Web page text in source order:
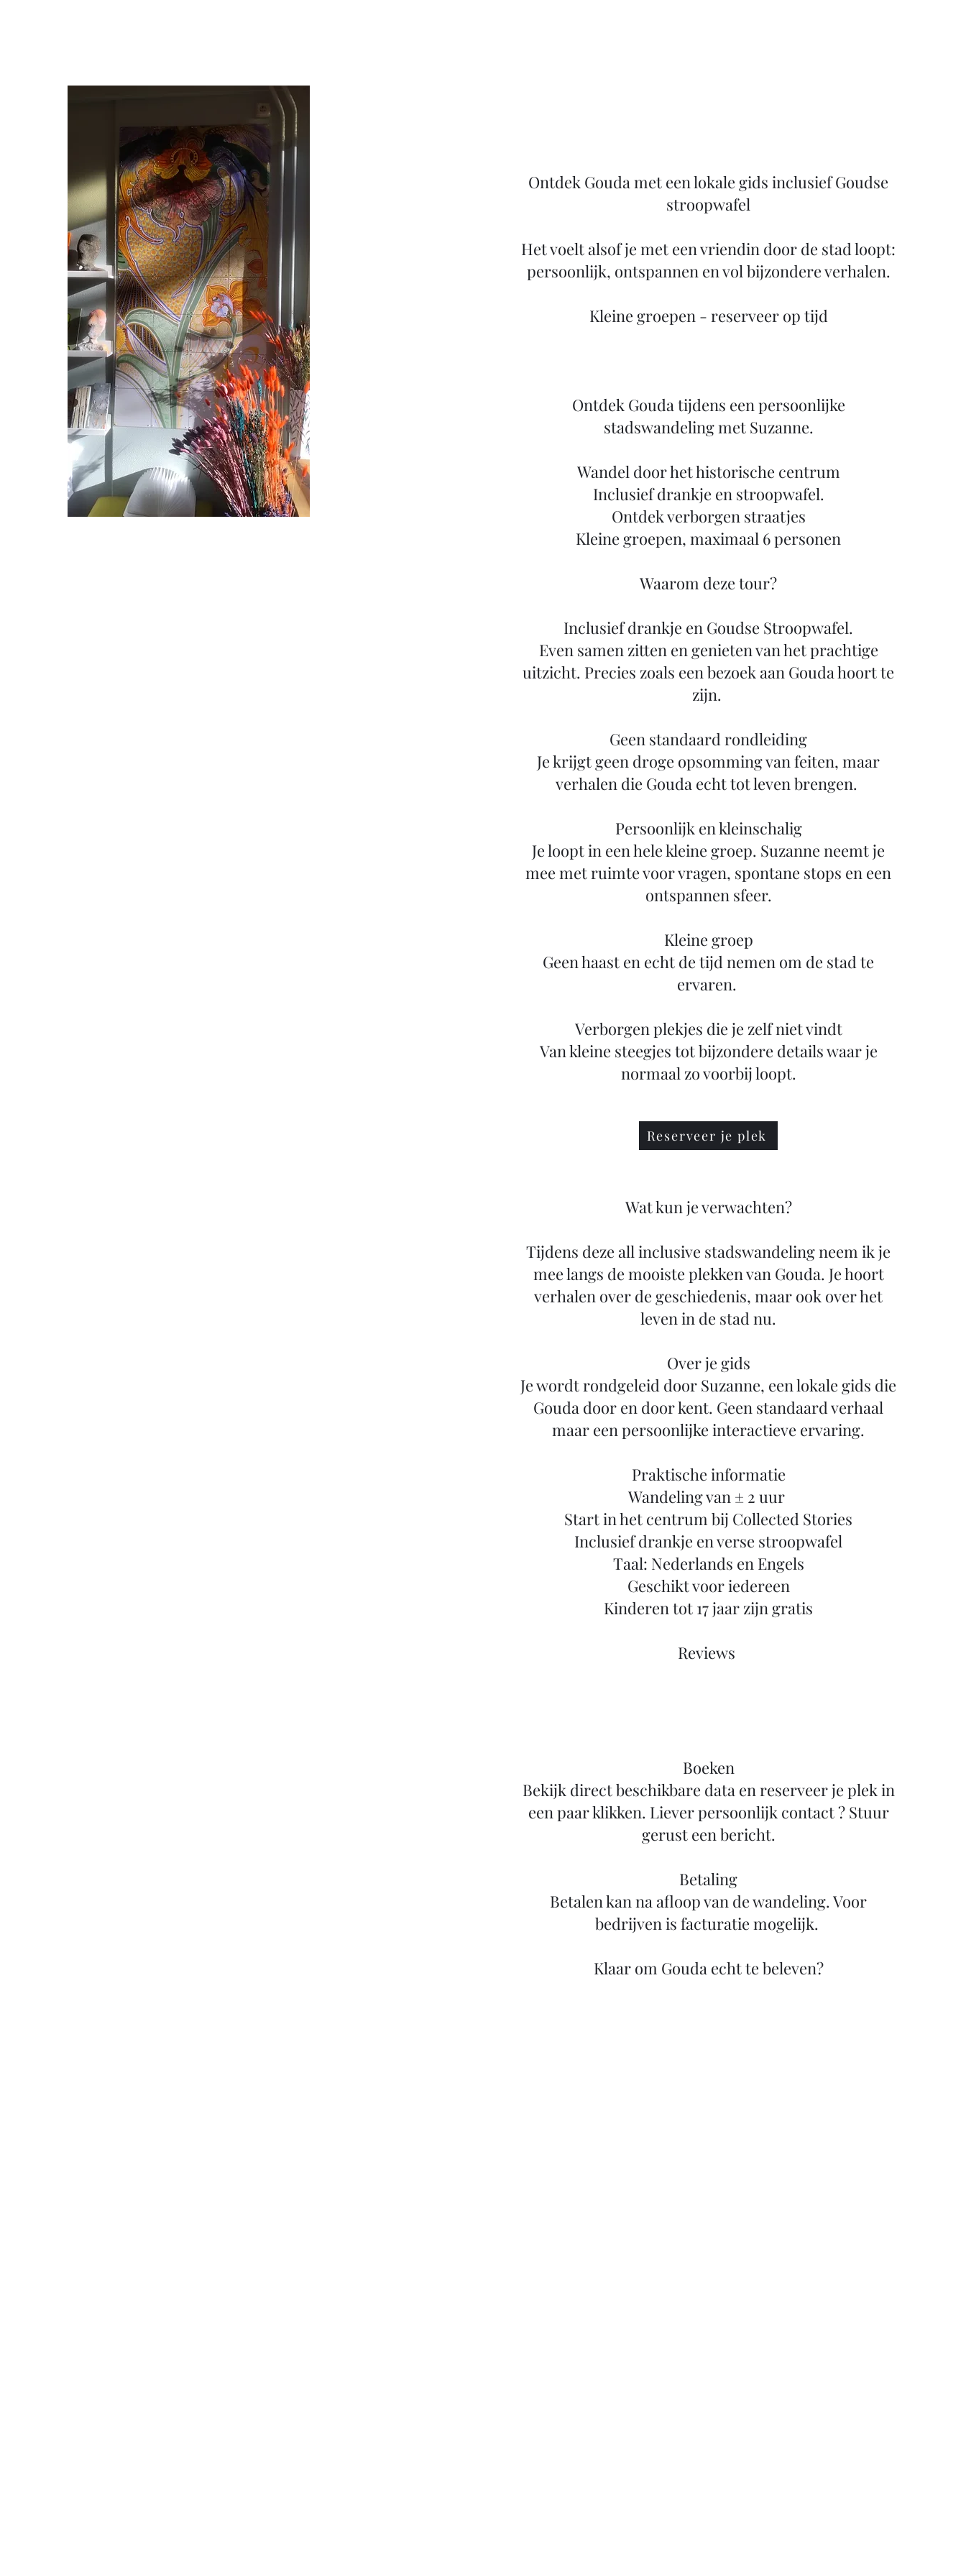
Ontdek Gouda met een lokale gids inclusief Goudse
stroopwafel
Het voelt alsof je met een vriendin door de stad loopt:
persoonlijk, ontspannen en vol bijzondere verhalen.
​Kleine groepen - reserveer op tijd
Ontdek Gouda tijdens een persoonlijke
stadswandeling met Suzanne.
Wandel door het historische centrum
Inclusief drankje en stroopwafel.
Ontdek verborgen straatjes
Kleine groepen, maximaal 6 personen
Waarom deze tour?
Inclusief drankje en Goudse Stroopwafel.
Even samen zitten en genieten van het prachtige
uitzicht. Precies zoals een bezoek aan Gouda hoort te
zijn.
Geen standaard rondleiding
Je krijgt geen droge opsomming van feiten, maar
verhalen die Gouda echt tot leven brengen.
Persoonlijk en kleinschalig
Je loopt in een hele kleine groep. Suzanne neemt je
mee met ruimte voor vragen, spontane stops en een
ontspannen sfeer.
Kleine groep
Geen haast en echt de tijd nemen om de stad te
ervaren.
Verborgen plekjes die je zelf niet vindt
Van kleine steegjes tot bijzondere details waar je
normaal zo voorbij loopt.
Wat kun je verwachten?
Tijdens deze all inclusive stadswandeling neem ik je
mee langs de mooiste plekken van Gouda. Je hoort
verhalen over de geschiedenis, maar ook over het
leven in de stad nu.
Over je gids
Je wordt rondgeleid door Suzanne, een lokale gids die
Gouda door en door kent. Geen standaard verhaal
maar een persoonlijke interactieve ervaring.
Praktische informatie
Wandeling van ± 2 uur
Start in het centrum bij Collected Stories
Inclusief drankje en verse stroopwafel
Taal: Nederlands en Engels
Geschikt voor iedereen
Kinderen tot 17 jaar zijn gratis
Reviews ​
Boeken
Bekijk direct beschikbare data en reserveer je plek in
een paar klikken. Liever persoonlijk contact ? Stuur
gerust een bericht.
Betaling
Betalen kan na afloop van de wandeling. Voor
bedrijven is facturatie mogelijk.
Klaar om Gouda echt te beleven?
Reserveer je plek